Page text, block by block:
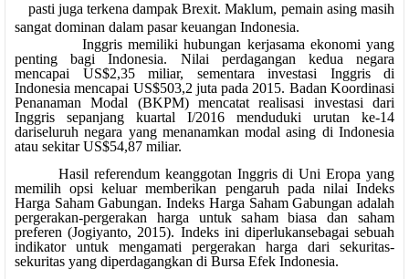
pasti juga terkena dampak Brexit. Maklum, pemain asing masih
sangat dominan dalam pasar keuangan Indonesia.
Inggris memiliki hubungan kerjasama ekonomi yang
penting bagi Indonesia. Nilai perdagangan kedua negara
mencapai US$2,35 miliar, sementara investasi Inggris di
Indonesia mencapai US$503,2 juta pada 2015. Badan Koordinasi
Penanaman Modal (BKPM) mencatat realisasi investasi dari
Inggris sepanjang kuartal I/2016 menduduki urutan ke-14
dariseluruh negara yang menanamkan modal asing di Indonesia
atau sekitar US$54,87 miliar.
Hasil referendum keanggotan Inggris di Uni Eropa yang
memilih opsi keluar memberikan pengaruh pada nilai Indeks
Harga Saham Gabungan. Indeks Harga Saham Gabungan adalah
pergerakan-pergerakan harga untuk saham biasa dan saham
preferen (Jogiyanto, 2015). Indeks ini diperlukansebagai sebuah
indikator untuk mengamati pergerakan harga dari sekuritas-
sekuritas yang diperdagangkan di Bursa Efek Indonesia.